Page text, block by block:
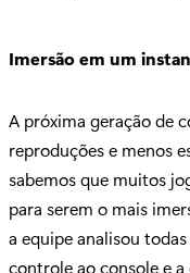
Imersão em um
A próxima geração de
reproduções e menos
sabemos que muitos
para serem o mais
a equipe analisou
controle ao console e